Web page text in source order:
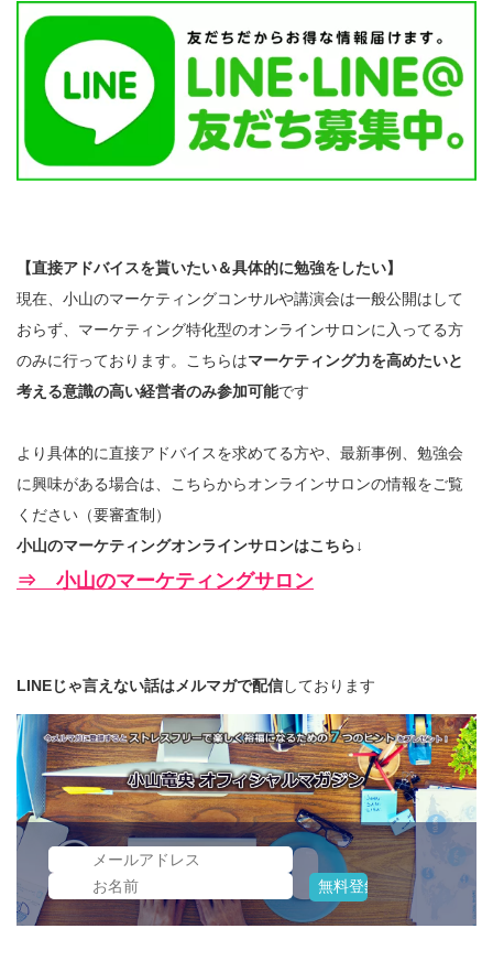
【直接アドバイスを貰いたい＆具体的に勉強をしたい】
現在、小山のマーケティングコンサルや講演会は一般公開はして
おらず、マーケティング特化型のオンラインサロンに入ってる方
のみに行っております。こちらはマーケティング力を高めたいと
考える意識の高い経営者のみ参加可能です
より具体的に直接アドバイスを求めてる方や、最新事例、勉強会
に興味がある場合は、こちらからオンラインサロンの情報をご覧
ください（要審査制）
小山のマーケティングオンラインサロンはこちら↓
⇒ 小山のマーケティングサロン
LINEじゃ言えない話はメルマガで配信しております